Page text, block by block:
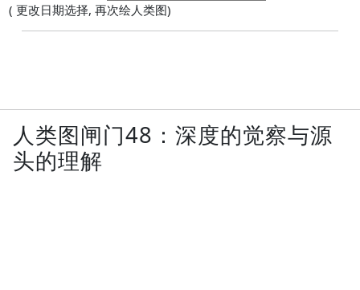
( 更改日期选择, 再次绘人类图)
人类图闸门48：深度的觉察与源
头的理解